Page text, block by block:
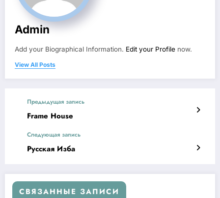
Admin
Add your Biographical Information. Edit your Profile now.
View All Posts
Предыдущая запись
Frame House
Следующая запись
Русская Изба
СВЯЗАННЫЕ ЗАПИСИ